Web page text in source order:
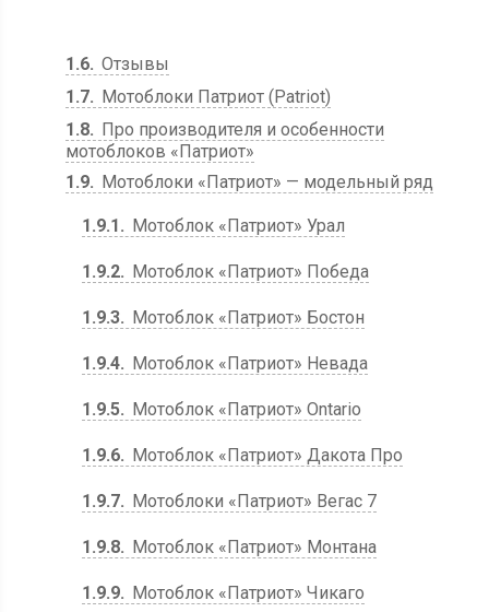
1.6 Отзывы
1.7
Мотоблоки Патриот (Patriot)
1.8
Про производителя и особенности
мотоблоков «Патриот»
1.9
Мотоблоки «Патриот» — модельный ряд
1.9.1 Мотоблок «Патриот» Урал
1.9.2 Мотоблок «Патриот» Победа
1.9.3 Мотоблок «Патриот» Бостон
1.9.4 Мотоблок «Патриот» Невада
1.9.5 Мотоблок «Патриот» Ontario
1.9.6 Мотоблок «Патриот» Дакота Про
1.9.7 Мотоблоки «Патриот» Вегас 7
1.9.8 Мотоблок «Патриот» Монтана
1.9.9 Мотоблок «Патриот» Чикаго